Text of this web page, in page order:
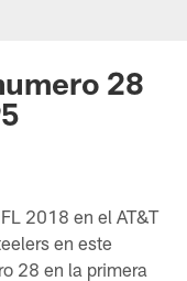
28
2018 en el AT&T
en este
28 en la primera